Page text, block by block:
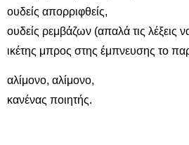
ουδείς απορριφθείς,
ουδείς ρεμβάζων (απαλά τις λέξεις να
ικέτης μπρος στης έμπνευσης το
αλίμονο, αλίμονο,
κανένας ποιητής.